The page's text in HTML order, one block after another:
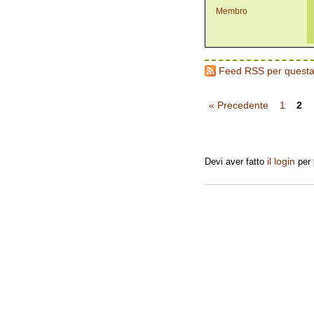
Membro
Feed RSS per
« Precedente 1 2
Devi aver fatto il login per